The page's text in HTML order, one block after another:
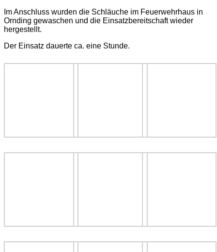
Im Anschluss wurden die Schläuche im Feuerwehrhaus in
Ornding gewaschen und die Einsatzbereitschaft wieder
hergestellt.
Der Einsatz dauerte ca. eine Stunde.